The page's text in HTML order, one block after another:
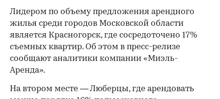
Лидером по объему предложения арендного
жилья среди городов Московской области
является Красногорск, где сосредоточено 17%
съемных квартир. Об этом в пресс-релизе
сообщают аналитики компании «Миэль-
Аренда».
На втором месте — Люберцы, где арендовать